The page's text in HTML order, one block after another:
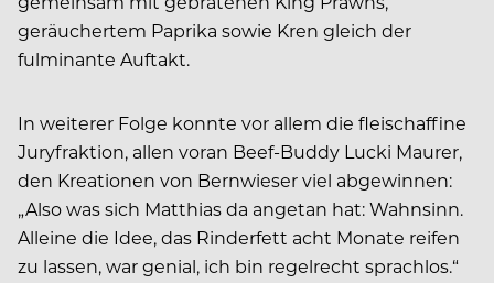
geräuchertem Paprika sowie Kren gleich der
fulminante Auftakt.
In weiterer Folge konnte vor allem die fleischaffine
Juryfraktion, allen voran Beef-Buddy Lucki Maurer,
den Kreationen von Bernwieser viel abgewinnen:
„Also was sich Matthias da angetan hat: Wahnsinn.
Alleine die Idee, das Rinderfett acht Monate reifen
zu lassen, war genial, ich bin regelrecht sprachlos.“